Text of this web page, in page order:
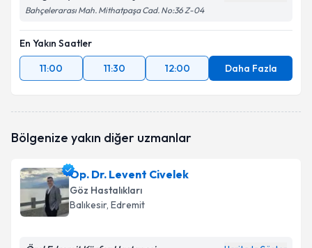
Bahçelerarası Mah. Mithatpaşa Cad. No:36 Z-04
En Yakın Saatler
11:00
11:30 12:00 Daha Fazla
Bölgenize yakın diğer uzmanlar
Op. Dr. Levent Civelek
Göz Hastalıkları
Balıkesir, Edremit